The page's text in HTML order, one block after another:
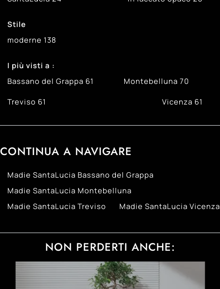
Stile
moderne 138
I più visti a :
Bassano del Grappa 61 Montebelluna70
Treviso 61 Vicenza 61
CONTINUA A NAVIGARE
Madie SantaLucia Bassano del Grappa
Madie SantaLucia Montebelluna
Madie SantaLucia Treviso
Madie SantaLucia Vicenza
NON PERDERTI ANCHE: